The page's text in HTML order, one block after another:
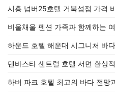
시흥 넘버25호텔 거북섬점 가격
비울채울 펜션 가족과 함께하는
하운드 호텔 해운대 시그니처 바
덴바스타 센트럴 호텔 서면 환상
하버 파크 호텔 최고의 바다 전망